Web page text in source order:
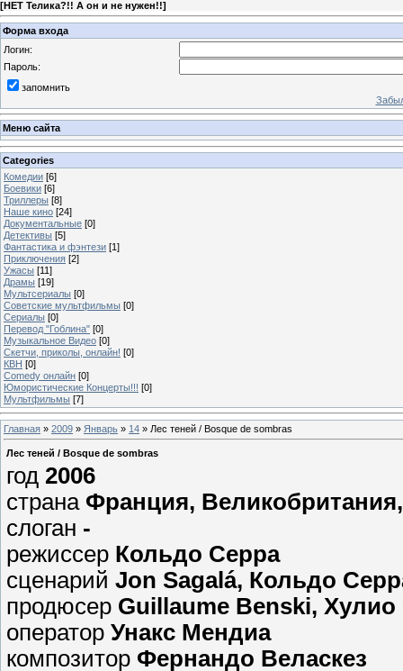
[НЕТ Телика?!! А он и не нужен!!]
Форма входа
Логин:
Пароль:
запомнить
Меню сайта
Categories
Комедии [6]
Боевики [6]
Триллеры [8]
Наше кино [24]
Документальные [0]
Детективы [5]
Фантастика и фэнтези [1]
Приключения [2]
Ужасы [11]
Драмы [19]
Мультсериалы [0]
Советские мультфильмы [0]
Сериалы [0]
Перевод "Гоблина" [0]
Музыкальное Видео [0]
Скетчи, приколы, онлайн! [0]
КВН [0]
Comedy онлайн [0]
Юмористические Концерты!!! [0]
Мультфильмы [7]
Главная » 2009 » Январь » 14 » Лес теней / Bosque de sombras
Лес теней / Bosque de sombras
год 2006
страна Франция,
слоган -
режиссер Кольдо Серра
сценарий Jon Sagalá, Кольдо
продюсер Guillaume Benski,
оператор Унакс Мендиа
композитор Фернандо Веласкез